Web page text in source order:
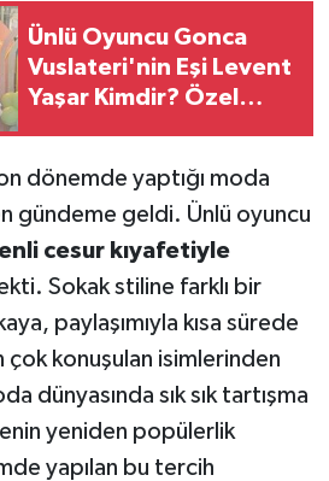
Ünlü Oyuncu Gonca
Vuslateri'nin Eşi Levent
Yaşar Kimdir? Özel
dönemde yaptığı moda
gündeme geldi. Ünlü oyuncu
cesur kıyafetiyle
Sokak stiline farklı bir
paylaşımıyla kısa sürede
çok konuşulan isimlerinden
dünyasında sık sık tartışma
yeniden popülerlik
yapılan bu tercih